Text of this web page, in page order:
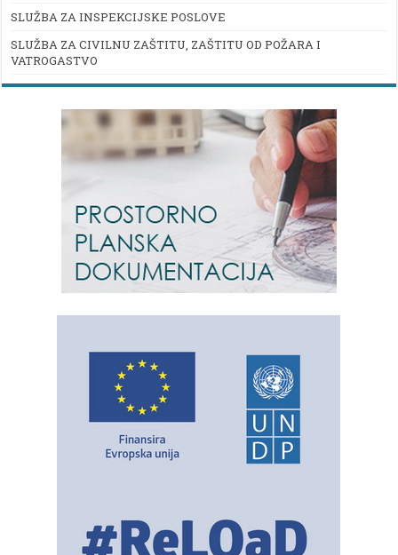
SLUŽBA ZA INSPEKCIJSKE POSLOVE
SLUŽBA ZA CIVILNU ZAŠTITU, ZAŠTITU OD POŽARA I
VATROGASTVO